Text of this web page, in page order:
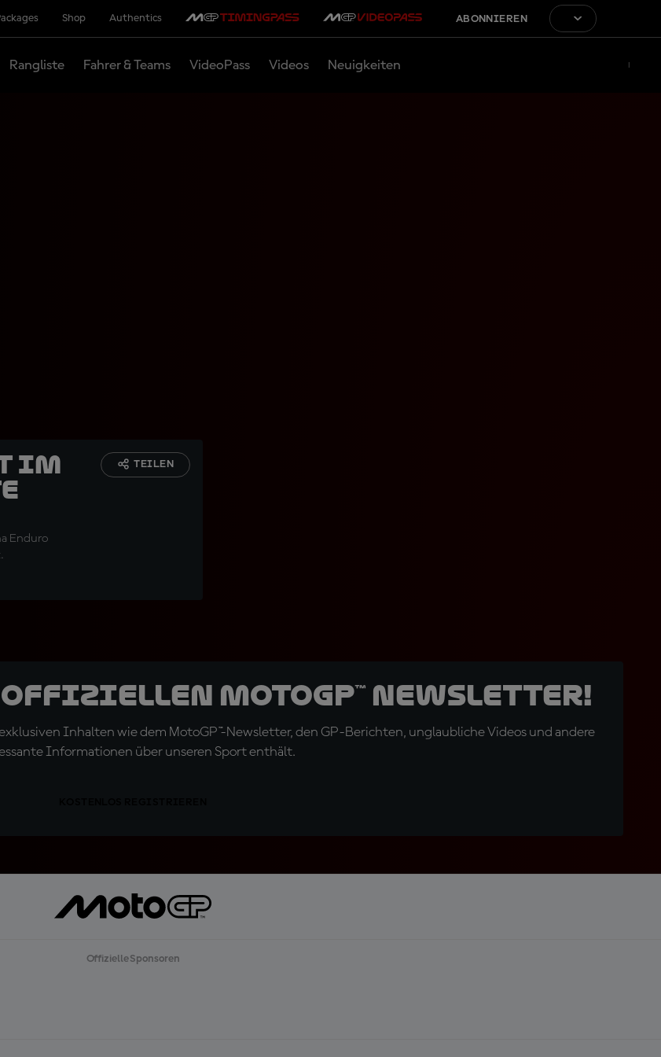
Shop Authentics ABONNIEREN
Rangliste Fahrer & Teams VideoPass Videos Neuigkeiten
im
Enduro
TEILEN
offiziellen MotoGP™ Newsletter!
Inhalten wie dem MotoGP™-Newsletter, den GP-Berichten, unglaubliche Videos und andere
Informationen über unseren Sport enthält.
Offizielle Sponsoren